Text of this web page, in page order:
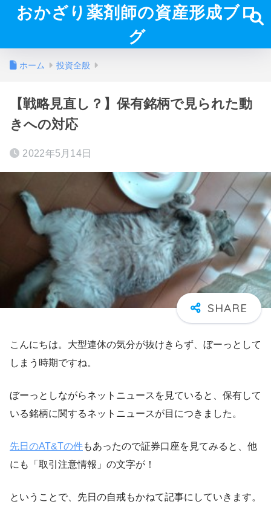
おかざり薬剤師の資産形成ブロ
グ
ホーム 投資全般
【戦略見直し？】保有銘柄で見られた動
きへの対応
2022年5月14日
こんにちは。大型連休の気分が抜けきらず、ぼーっとして
しまう時期ですね。
ぼーっとしながらネットニュースを見ていると、保有して
いる銘柄に関するネットニュースが目につきました。
先日のAT&Tの件もあったので証券口座を見てみると、他
にも「取引注意情報」の文字が！
ということで、先日の自戒もかねて記事にしていきます。